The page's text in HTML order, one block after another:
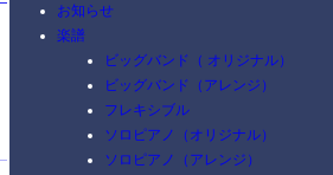
お知らせ
楽譜
ビッグバンド（ オリジナル）
ビッグバンド（アレンジ）
フレキシブル
ソロピアノ（オリジナル）
ソロピアノ（アレンジ）